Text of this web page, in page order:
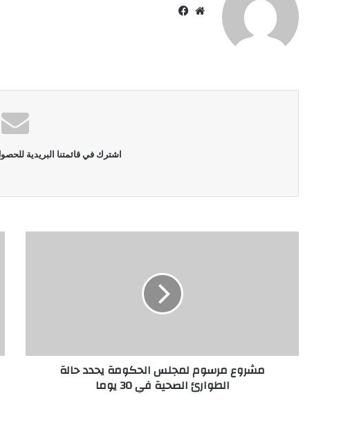
موقع
اشترك في قائمتنا البريدية
مشروع مرسوم لمجلس الحكومة يحدد حالة
الطوارئ الصحية في 30 يوما